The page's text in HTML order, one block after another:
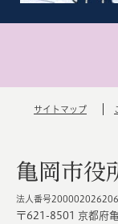
サイトマップ
亀岡市役
法人番号
〒621-8501 京都府